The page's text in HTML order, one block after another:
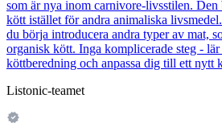
som är nya inom carnivore-livsstilen. Den
kött istället för andra animaliska
du börja introducera andra typer av mat,
organisk kött. Inga komplicerade steg -
köttberedning och anpassa dig till ett nytt
Listonic-teamet